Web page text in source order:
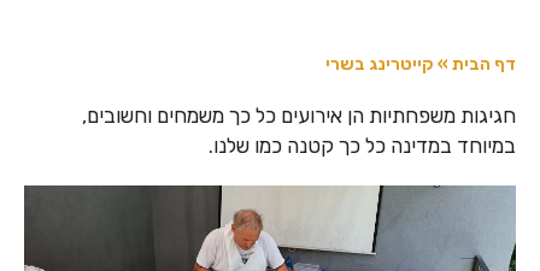
דף הבית»קייטרינג בשרי
חגיגות משפחתיות הן אירועים כל כך משמחים וחשובים,
במיוחד במדינה כל כך קטנה כמו שלנו.